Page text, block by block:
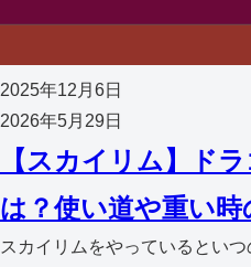
2025年12月6日
2026年5月29日
【スカイリム】ド
は？使い道や重い時
スカイリムをやっているとい